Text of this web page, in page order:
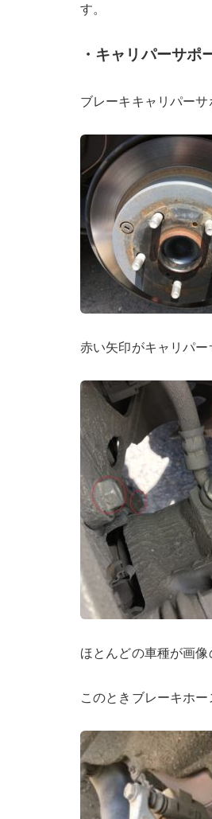
す。
・キャリパーサポ
ブレーキキャリパーサ
赤い矢印がキャリパー
ほとんどの車種が画
このときブレーキホー